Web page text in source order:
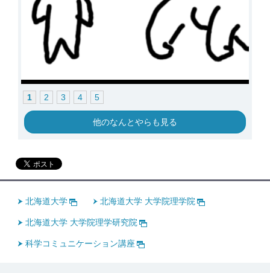
1 2 3 4 5
他のなんとやらも見る
北海道大学 北海道大学 大学院理学院
北海道大学 大学院理学研究院
科学コミュニケーション講座